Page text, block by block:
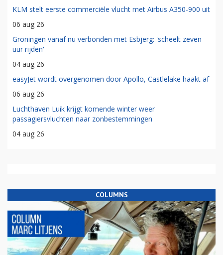
KLM stelt eerste commerciële vlucht met Airbus A350-900 uit
06 aug 26
Groningen vanaf nu verbonden met Esbjerg: 'scheelt zeven
uur rijden'
04 aug 26
easyJet wordt overgenomen door Apollo, Castlelake haakt af
06 aug 26
Luchthaven Luik krijgt komende winter weer
passagiersvluchten naar zonbestemmingen
04 aug 26
COLUMNS